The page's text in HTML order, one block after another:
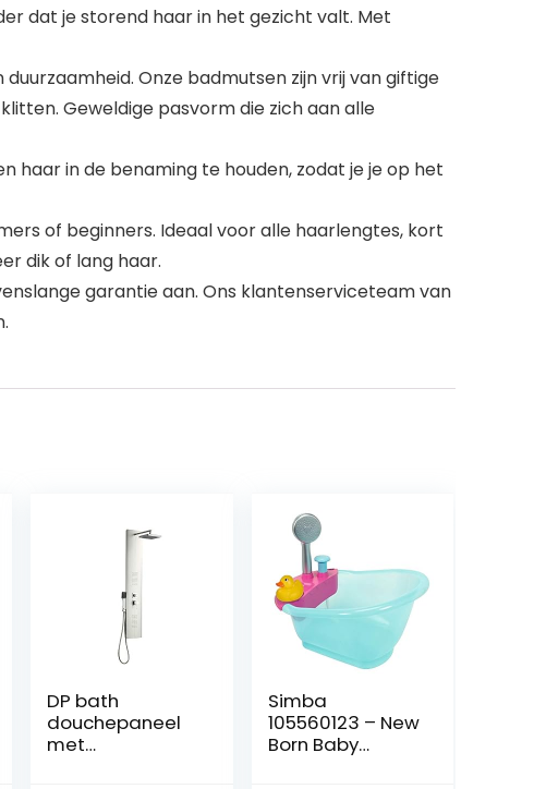
dat je storend haar in het gezicht valt. Met
Onze badmutsen zijn vrij van giftige
Geweldige pasvorm die zich aan alle
haar in de benaming te houden, zodat je je op het
of beginners. Ideaal voor alle haarlengtes, kort
dik of lang haar.
garantie aan. Ons klantenserviceteam van
DP bath
douchepaneel
met
Simba
105560123 – New
Born Baby